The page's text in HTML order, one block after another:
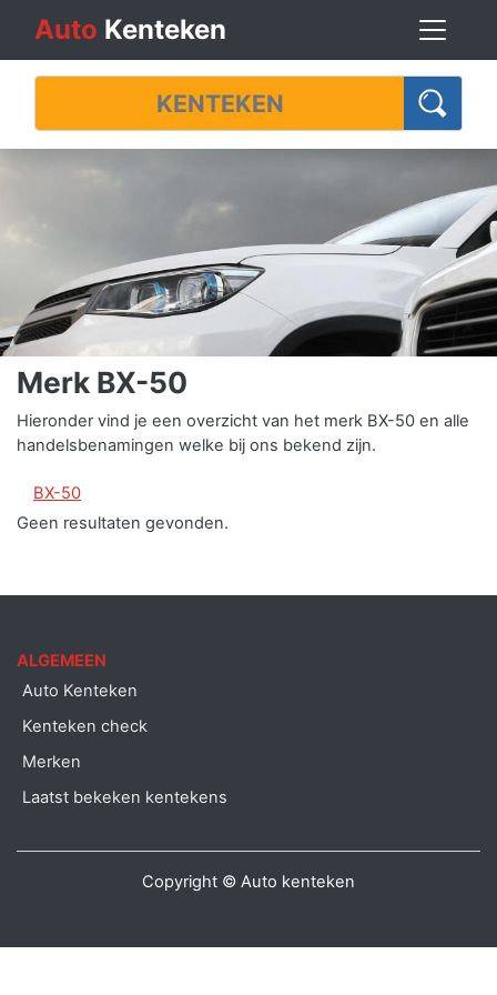
Auto Kenteken
Merk BX-50
Hieronder vind je een overzicht van het merk BX-50 en alle
handelsbenamingen welke bij ons bekend zijn.
BX-50
Geen resultaten gevonden.
ALGEMEEN
Auto Kenteken
Kenteken check
Merken
Laatst bekeken kentekens
Copyright © Auto kenteken